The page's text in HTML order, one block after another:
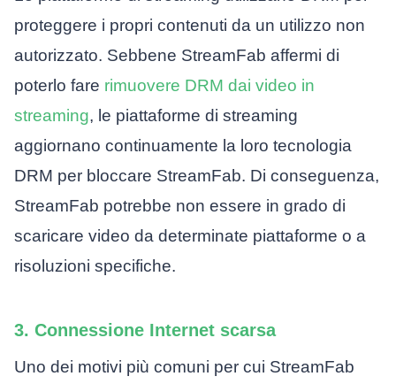
proteggere i propri contenuti da un utilizzo non
autorizzato. Sebbene StreamFab affermi di
poterlo fare rimuovere DRM dai video in
streaming, le piattaforme di streaming
aggiornano continuamente la loro tecnologia
DRM per bloccare StreamFab. Di conseguenza,
StreamFab potrebbe non essere in grado di
scaricare video da determinate piattaforme o a
risoluzioni specifiche.
3. Connessione Internet scarsa
Uno dei motivi più comuni per cui StreamFab